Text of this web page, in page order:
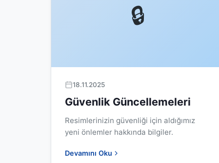
🔒
18.11.2025
Güvenlik Güncellemeleri
Resimlerinizin güvenliği için aldığımız
yeni önlemler hakkında bilgiler.
Devamını Oku